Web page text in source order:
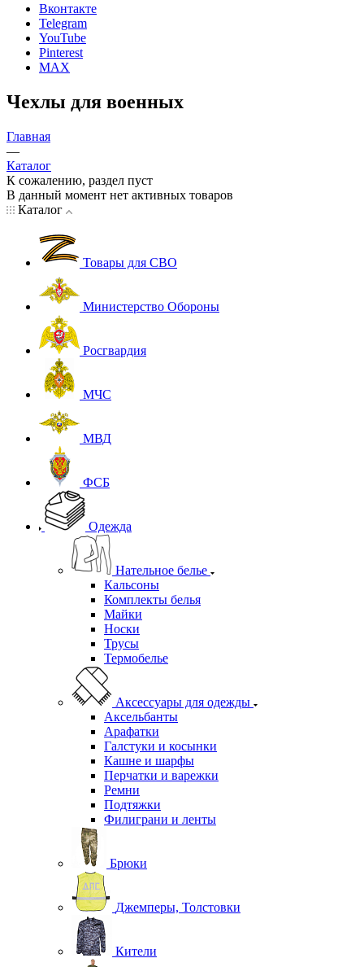
Вконтакте
Telegram
YouTube
Pinterest
MAX
Чехлы для военных
Главная
—
Каталог
К сожалению, раздел пуст
В данный момент нет активных товаров
Каталог
Товары для СВО
Министерство Обороны
Росгвардия
МЧС
МВД
ФСБ
Одежда
Нательное белье
Кальсоны
Комплекты белья
Майки
Носки
Трусы
Термобелье
Аксессуары для одежды
Аксельбанты
Арафатки
Галстуки и косынки
Кашне и шарфы
Перчатки и варежки
Ремни
Подтяжки
Филиграни и ленты
Брюки
Джемперы, Толстовки
Кители